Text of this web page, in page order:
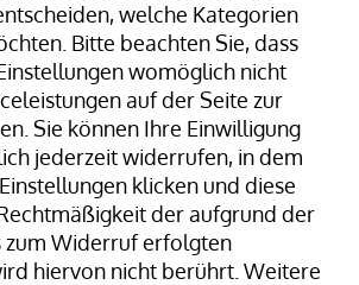
welche Kategorien
Bitte beachten Sie, dass
womöglich nicht
auf der Seite zur
Sie können Ihre Einwilligung
jederzeit widerrufen, in dem
klicken und diese
der aufgrund der
zum Widerruf erfolgten
hiervon nicht berührt. Weitere